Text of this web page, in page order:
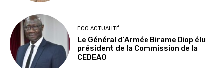
ECO ACTUALITÉ
Le Général d’Armée Birame Diop élu
président de la Commission de la
CEDEAO